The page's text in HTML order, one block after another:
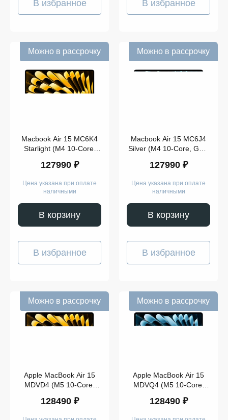
В избранное В избранное
Можно в рассрочку
Macbook Air 15 MC6K4
Starlight (M4 10-Core,
512GB)
127990 ₽
Цена указана при оплате
наличными
В корзину
В избранное
Можно в рассрочку
Macbook Air 15 MC6J4
Silver (M4 10-Core, GPU
127990 ₽
Цена указана при оплате
наличными
В корзину
В избранное
Можно в рассрочку
Apple MacBook Air 15
MDVD4 (M5 10-Core,
512GB) Starlight
128490 ₽
Можно в рассрочку
Apple MacBook Air 15
MDVQ4 (M5 10-Core,
512GB) Sky Blue
128490 ₽